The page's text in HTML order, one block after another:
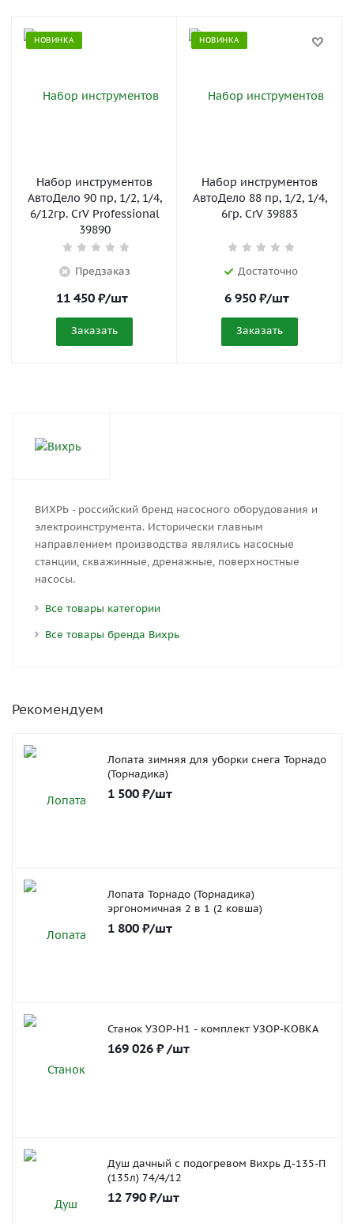
НОВИНКА
Набор инструментов
АвтоДело 90 пр, 1/2, 1/4,
6/12гр. CrV Professional
39890
Предзаказ
11 450₽/шт
Заказать
НОВИНКА
Набор инструментов
АвтоДело 88 пр, 1/2, 1/4,
6гр. CrV 39883
Достаточно
6 950 ₽/шт
Заказать
ВИХРЬ - российский бренд насосного оборудования и
электроинструмента. Исторически главным
направлением производства являлись насосные
станции, скважинные, дренажные, поверхностные
насосы.
Все товары категории
Все товары бренда Вихрь
Рекомендуем
Лопата зимняя для уборки снега Торнадо
(Торнадика)
1 500 ₽/шт
Лопата Торнадо (Торнадика)
эргономичная 2 в 1 (2 ковша)
1 800 ₽/шт
Станок УЗОР-Н1 - комплект УЗОР-КОВКА
169 026 ₽ /шт
Душ дачный с подогревом Вихрь Д-135-П
(135л) 74/4/12
12 790 ₽/шт